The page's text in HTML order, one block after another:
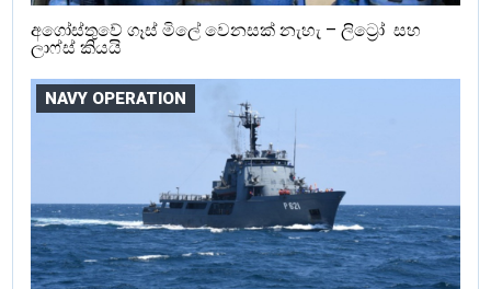
අගෝස්තුවේ ගෑස් මිලේ වෙනසක් නැහැ – ලිට්‍රෝ සහ
ලාෆ්ස් කියයි
NAVY OPERATION